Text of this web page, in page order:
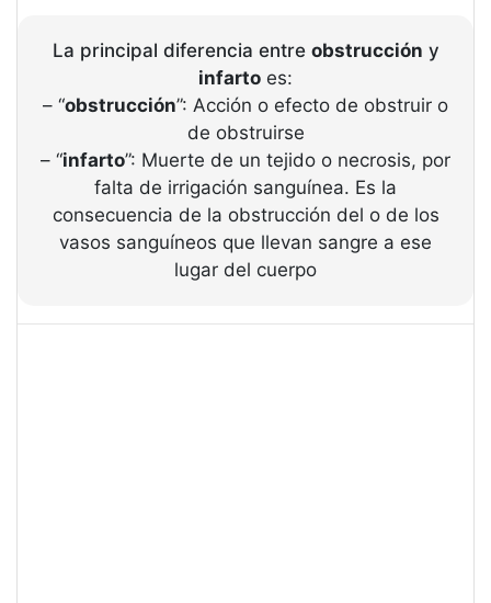
La principal diferencia entre obstrucción y
infarto es:
– “obstrucción”: Acción o efecto de obstruir o
de obstruirse
– “infarto”: Muerte de un tejido o necrosis, por
falta de irrigación sanguínea. Es la
consecuencia de la obstrucción del o de los
vasos sanguíneos que llevan sangre a ese
lugar del cuerpo